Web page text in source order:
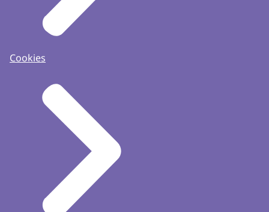
Cookies